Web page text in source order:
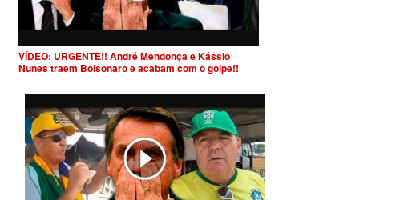
VÍDEO: URGENTE!! André Mendonça e Kássio
Nunes traem Bolsonaro e acabam com o golpe!!